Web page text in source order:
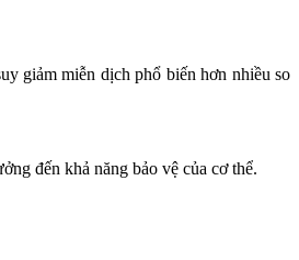
giảm miễn dịch phổ biến hơn nhiều so
đến khả năng bảo vệ của cơ thể.